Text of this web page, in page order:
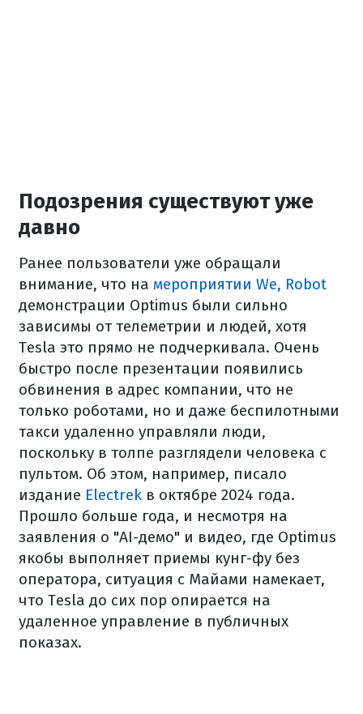
Подозрения существуют уже
давно
Ранее пользователи уже обращали
внимание, что на мероприятии We, Robot
демонстрации Optimus были сильно
зависимы от телеметрии и людей, хотя
Tesla это прямо не подчеркивала. Очень
быстро после презентации появились
обвинения в адрес компании, что не
только роботами, но и даже беспилотными
такси удаленно управляли люди,
поскольку в толпе разглядели человека с
пультом. Об этом, например, писало
издание Electrek в октябре 2024 года.
Прошло больше года, и несмотря на
заявления о "AI-демо" и видео, где Optimus
якобы выполняет приемы кунг-фу без
оператора, ситуация с Майами намекает,
что Tesla до сих пор опирается на
удаленное управление в публичных
показах.